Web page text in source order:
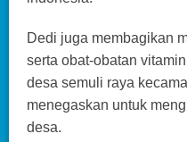
Dedi juga membagikan
serta obat-obatan
desa semuli raya
menegaskan untuk
desa.